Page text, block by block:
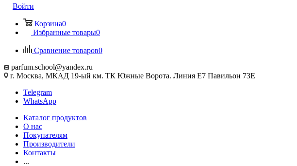
Войти
Корзина0
Избранные товары0
Сравнение товаров0
parfum.school@yandex.ru
г. Москва, МКАД 19-ый км. ТК Южные Ворота. Линия Е7 Павильон 73Е
Telegram
WhatsApp
Каталог продуктов
О нас
Покупателям
Производители
Контакты
...